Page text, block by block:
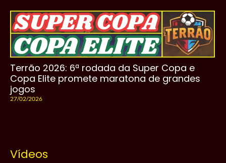
Terrão 2026: 6ª rodada da Super Copa e
Copa Elite promete maratona de grandes
jogos
27/02/2026
Vídeos